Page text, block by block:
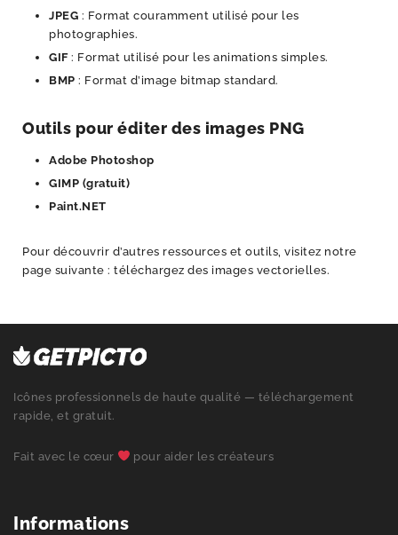
JPEG : Format couramment utilisé pour les
photographies.
GIF: Format utilisé pour les animations simples.
BMP : Format d’image bitmap standard.
Outils pour éditer des images PNG
Adobe Photoshop
GIMP (gratuit)
Paint.NET
Pour découvrir d’autres ressources et outils, visitez notre
page suivante : téléchargez des images vectorielles.
Icônes professionnels de haute qualité — téléchargement
rapide, et gratuit.
Fait avec le cœur pour aider les créateurs
Informations